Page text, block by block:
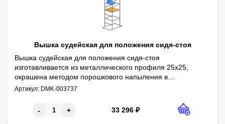
Вышка судейская для положения сидя-стоя
Вышка судейская для положения сидя-стоя
изготавливается из металлического профиля 25х25,
окрашена методом порошкового напыления в
электростатическом поле.
Параметры:
Высота до ручки - 2500 мм
Артикул: DMK-003737
- + 33 296 ₽